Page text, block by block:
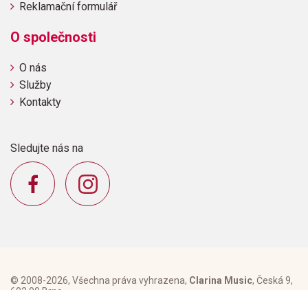
Reklamační formulář
O společnosti
O nás
Služby
Kontakty
Sledujte nás na
© 2008-2026, Všechna práva vyhrazena, Clarina Music, Česká 9,